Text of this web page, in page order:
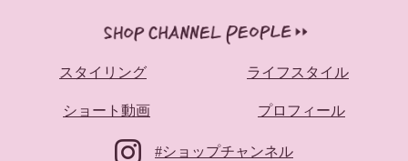
スタイリング ライフスタイル
ショート動画 プロフィール
#ショップチャンネル